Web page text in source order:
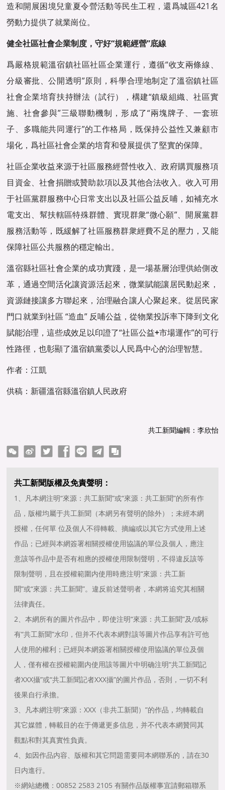
造和開展困境兒童夏令營活動等民生工程，還爲城區421名
勞動力提供了就業崗位。
健全社區社會企業制度，守好“規範經營”底線
爲嚴格規範溫宿鎮社區社區企業運行，遵循“收支兩條線、
分級審批、公開透明”原則，科學合理地制定了溫宿鎮社區
社會企業培育扶持辦法（試行），構建“鎮級組織、社區實
施、社會參與”三級聯動機制，形成了“兩塊牌子、一套班
子、多職能共同運行”的工作格局，既保持公益性又兼顧市
場化，爲社區社會企業的培育和發展提供了堅實的保障。
社區企業收益來源于社區服務經營性收入、政府購買服務項
目資金、社會捐贈或贊助款項以及其他合法收入。收入可用
于社區黨群服務中心日常支出以及社區公益反哺，如補充水
電支出、幫扶轄區特殊群體、實現群衆“微心願”、開展黨群
服務活動等，既緩解了社區服務群衆經費不足的壓力，又能
保障社區公共服務的穩定輸出。
溫宿縣社區社會企業的成功實踐，是一場基層治理供給側改
革，通過空間活化讓資源活起來，微業賦能讓居民動起來，
資源鏈接讓多方聯起來，治理融合讓人心聚起來。從居民家
門口就業到社區 “造血” 反哺公益，從物業投訴率下降到文化
賦能治理，這些成效足以印證了“社區公益+市場運作”的可行
性路徑，也彰顯了溫宿鎮黨委以人民爲中心的治理智慧。
作者：江凱
供稿：新疆溫宿縣溫宿鎮人民政府
共工新聞編輯：李欣怡
linetelegram copy
共工新聞版權及免責聲明：
1、凡本網注明“來源：共工新聞”或“來源：共工新聞”的所有作
品，版權均屬于共工新聞（本網另有聲明的除外）；未經本網
授權，任何單 位及個人不得轉載、摘編或以其它方式使用上述
作品；已經與本網簽署相關授權使用協議的單位及個人，應注
意該等作品中是否有相應的授權使用限制聲明，不得違反該等
限制聲明，且在授權範圍内使用時應注明“來源：共工新
聞”或“來源：共工新聞”。違反前述聲明者，本網将追究其相關
法律責任。
2、本網所有的圖片作品中，即使注明“來源：共工新聞”及/或标
有“共工新聞”水印，但并不代表本網對該等圖片作品享有許可他
人使用的權利；已經與本網簽署相關授權使用協議的單位及個
人，僅有權在授權範圍内使用該等圖片中明确注明“共工新聞記
者XXX攝”或“共工新聞記者XXX攝”的圖片作品，否則，一切不利
後果自行承擔。
3、凡本網注明“來源：XXX（非共工新聞）”的作品，均轉載自
其它媒體，轉載目的在于傳遞更多信息，并不代表本網贊同其
觀點和對其真實性負責。
4、如因作品内容、版權和其它問題需要同本網聯系的，請在30
日内進行。
※網站總機：00852 2583 2105 有關作品版權事宜請郵箱聯系